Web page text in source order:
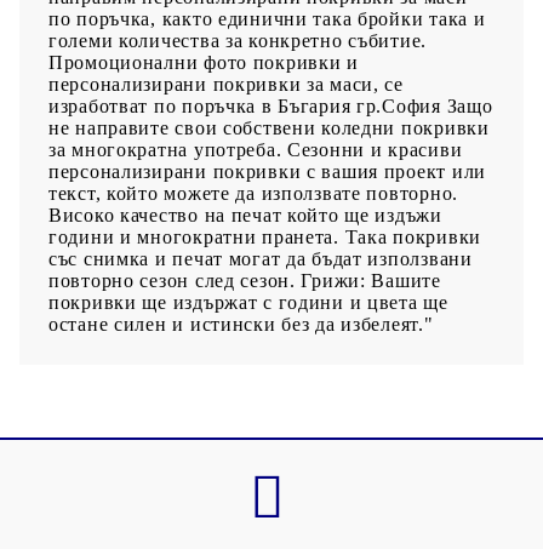
по поръчка, както единични така бройки така и
големи количества за конкретно събитие.
Промоционални фото покривки и
персонализирани покривки за маси, се
изработват по поръчка в Бъгария гр.София Защо
не направите свои собствени коледни покривки
за многократна употреба. Сезонни и красиви
персонализирани покривки с вашия проект или
текст, който можете да използвате повторно.
Високо качество на печат който ще издъжи
години и многократни пранета. Така покривки
със снимка и печат могат да бъдат използвани
повторно сезон след сезон. Грижи: Вашите
покривки ще издържат с години и цвета ще
остане силен и истински без да избелеят."